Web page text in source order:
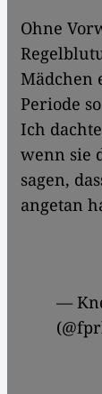
Ohne
Mädchen
Periode
Ich
wenn sie
sagen,
angetan
—